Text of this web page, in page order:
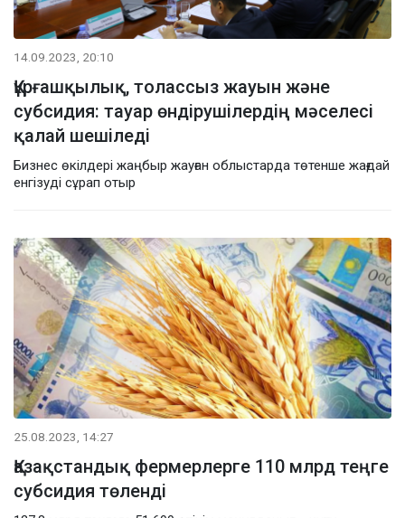
14.09.2023, 20:10
Құрғашқылық, толассыз жауын және
субсидия: тауар өндірушілердің мәселесі
қалай шешіледі
Бизнес өкілдері жаңбыр жауған облыстарда төтенше жағдай
енгізуді сұрап отыр
25.08.2023, 14:27
Қазақстандық фермерлерге 110 млрд теңге
субсидия төленді